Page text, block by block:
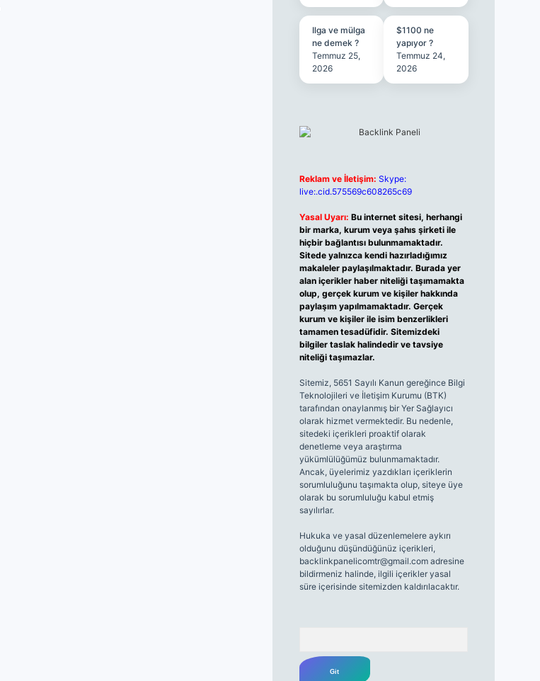
Ilga ve mülga
ne demek ?
Temmuz 25,
2026
$1100 ne
yapıyor ?
Temmuz 24,
2026
Reklam ve İletişim: Skype:
live:.cid.575569c608265c69
Yasal Uyarı: Bu internet sitesi, herhangi
bir marka, kurum veya şahıs şirketi ile
hiçbir bağlantısı bulunmamaktadır.
Sitede yalnızca kendi hazırladığımız
makaleler paylaşılmaktadır. Burada yer
alan içerikler haber niteliği taşımamakta
olup, gerçek kurum ve kişiler hakkında
paylaşım yapılmamaktadır. Gerçek
kurum ve kişiler ile isim benzerlikleri
tamamen tesadüfidir. Sitemizdeki
bilgiler taslak halindedir ve tavsiye
niteliği taşımazlar.
Sitemiz, 5651 Sayılı Kanun gereğince Bilgi
Teknolojileri ve İletişim Kurumu (BTK)
tarafından onaylanmış bir Yer Sağlayıcı
olarak hizmet vermektedir. Bu nedenle,
sitedeki içerikleri proaktif olarak
denetleme veya araştırma
yükümlülüğümüz bulunmamaktadır.
Ancak, üyelerimiz yazdıkları içeriklerin
sorumluluğunu taşımakta olup, siteye üye
olarak bu sorumluluğu kabul etmiş
sayılırlar.
Hukuka ve yasal düzenlemelere aykırı
olduğunu düşündüğünüz içerikleri,
backlinkpanelicomtr@gmail.comadresine
bildirmeniz halinde, ilgili içerikler yasal
süre içerisinde sitemizden kaldırılacaktır.